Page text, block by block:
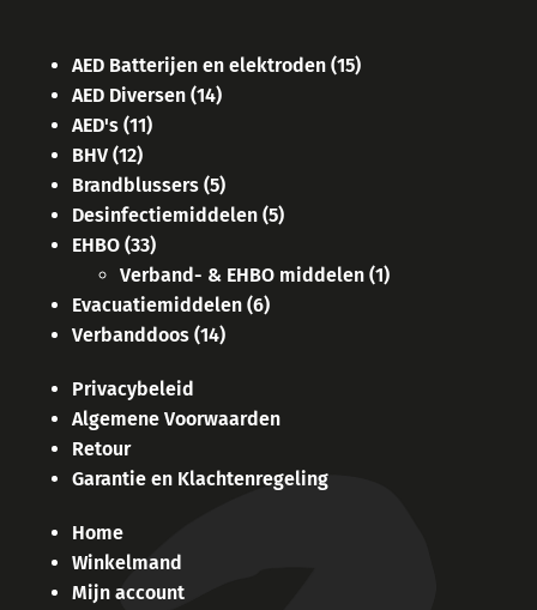
AED Batterijen en elektroden (15)
AED Diversen (14)
AED's (11)
BHV (12)
Brandblussers (5)
Desinfectiemiddelen (5)
EHBO (33)
Verband- & EHBO middelen (1)
Evacuatiemiddelen (6)
Verbanddoos (14)
Privacybeleid
Algemene Voorwaarden
Retour
Garantie en Klachtenregeling
Home
Winkelmand
Mijn account